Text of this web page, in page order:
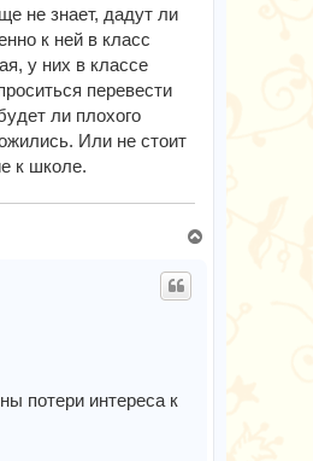
не знает, дадут ли
к ней в класс
у них в классе
перевести
ли плохого
Или не стоит
к школе.
потери интереса к